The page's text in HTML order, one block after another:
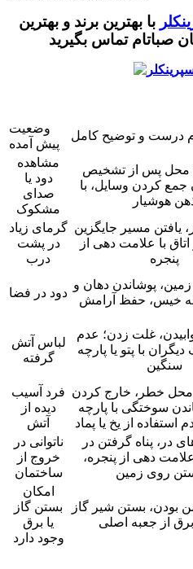
با بهترین برند و بهترین
صباتام تماس بگیرید
وضعیت
پیش آمده
درست و توضیح کامل
مشاهده
دود یا
صدای
مشکوک
محل پس از تشخیص
کردن وسایل، با
هوشیار
گرمای زیاد
در پشت
درب
یافتن مسیر جایگزین
اتاق با علامت دهی از
پنجره
دود در فضا
پوشاندن دهان و
خیس، حفظ آرامش
لباس آتش
گرفته
غلت زدن؛ عدم
با پتو یا پارچه
سنگین
فرد آسیب
دیده از
آتش
محل خطر، خارج کردن
سوختگی با پارچه
از یخ یا پماد
ناتوانی در
خروج از
ساختمان
در، پناه گرفتن در
علامت دهی از پنجره،
روی زمین
امکان
بستن گاز
یا برق
وجود دارد
بودن، بستن شیر گاز
از جعبه اصلی